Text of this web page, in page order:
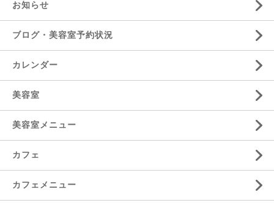
お知らせ
ブログ・美容室予約状況
カレンダー
美容室
美容室メニュー
カフェ
カフェメニュー